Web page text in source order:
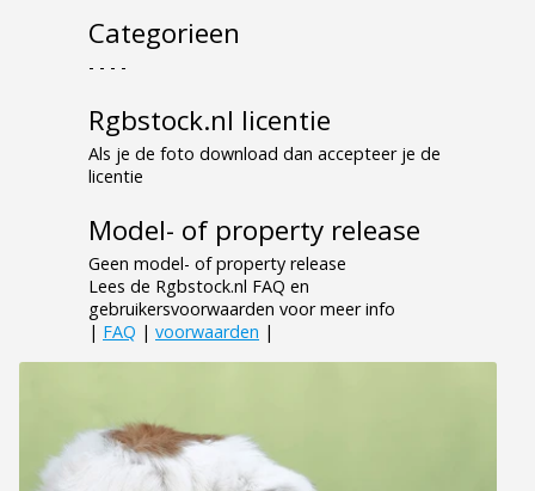
Categorieen
- - - -
Rgbstock.nl licentie
Als je de foto download dan accepteer je de
licentie
Model- of property release
Geen model- of property release
Lees de Rgbstock.nl FAQ en
gebruikersvoorwaarden voor meer info
| FAQ | voorwaarden |